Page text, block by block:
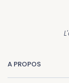
A PROPOS